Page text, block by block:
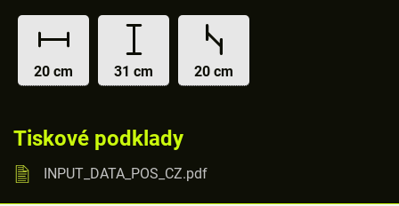
20 cm 31 cm 20 cm
Tiskové podklady
INPUT_DATA_POS_CZ.pdf